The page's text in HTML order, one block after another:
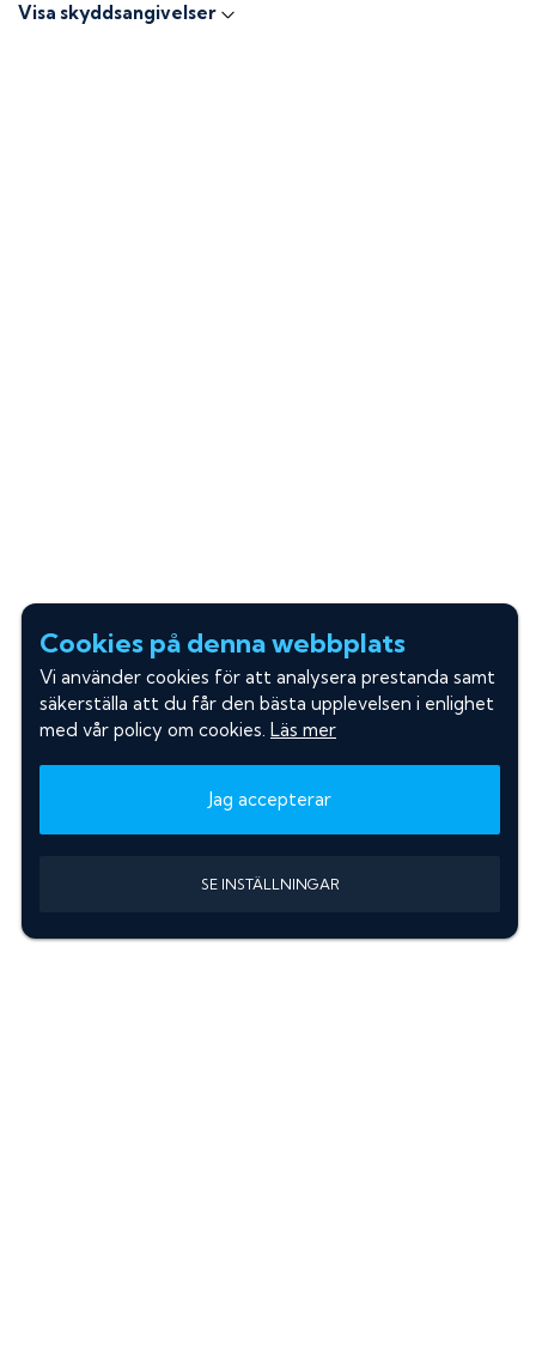
Visa skyddsangivelser
Cookies på denna webbplats
Vi använder cookies för att analysera prestanda samt
säkerställa att du får den bästa upplevelsen i enlighet
med vår policy om cookies. Läs mer
Jag accepterar
SE INSTÄLLNINGAR